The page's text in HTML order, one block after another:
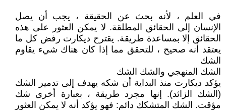
في العلم ، لأنه بحث عن الحقيقة ، يجب أن يصل
الإنسان إلى الحقائق المطلقة. لا يمكن العثور على هذه
الحقائق إلا بمساعدة طريقة. يقترح ديكارت رفض كل ما
يعتقد أنه صحيح ، للتحقق مما إذا كان هناك شيء يقاوم
الشك
الشك المنهجي والشك الشك
يؤكد ديكارت منذ البداية أن شكه يهدف إلى تدمير الشك
(الشك الزائد). إنها مجرد طريقة ، بعبارة أخرى شك
مؤقت. الشك المتشكك دائم: فهو يؤكد أنه لا يمكن العثور